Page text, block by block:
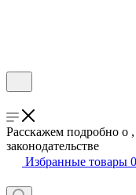
Расскажем подробно о
законодательстве
Избранные товары 0